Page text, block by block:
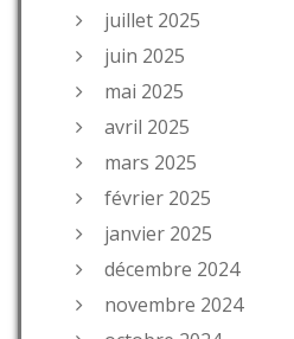
juillet 2025
juin 2025
mai 2025
avril 2025
mars 2025
février 2025
janvier 2025
décembre 2024
novembre 2024